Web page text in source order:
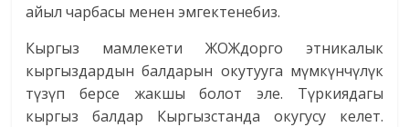
айыл чарбасы менен эмгектенебиз.
Кыргыз мамлекети ЖОЖдорго этникалык
кыргыздардын балдарын окутууга мүмкүнчүлүк
түзүп берсе жакшы болот эле. Түркиядагы
кыргыз балдар Кыргызстанда окугусу келет.